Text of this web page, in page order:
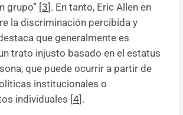
grupo” [3]. En tanto, Eric Allen en
la discriminación percibida y
que generalmente es
trato injusto basado en el estatus
que puede ocurrir a partir de
institucionales o
individuales [4].